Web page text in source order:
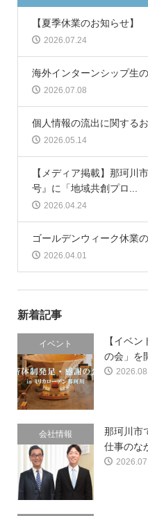
【夏季休業のお知らせ】
2026.07.24
海外インターンシップ生
2026.07.08
個人情報の流出に関する
2026.05.14
【メディア掲載】那珂川
号』に「地域共創プロ...
2026.04.24
ゴールデンウィーク休業
2026.04.01
新着記事
イベント
【イベ
の会」を
会社情報
那珂川市
仕事のな